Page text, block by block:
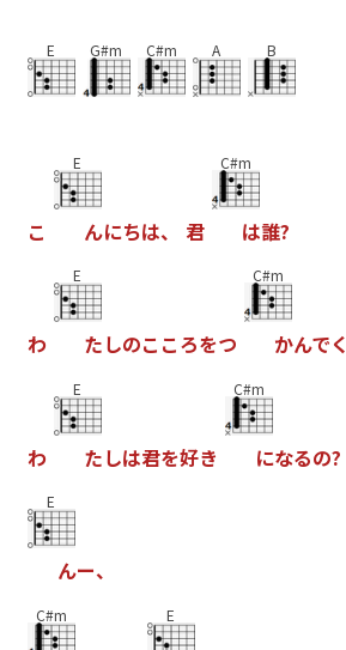
E G#m C#m A B
こ
E
んにちは、 君
C#m
は誰?
わ
E
たしのこ ころをつ
C#m
かんでく
わ
E
たしは君を好き
C#m
になるの?
E
んー、
C#m E